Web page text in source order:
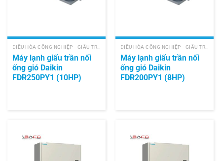
Máy lạnh giấu trần nối
ống gió Daikin
FDR250PY1 (10HP)
Máy lạnh giấu trần nối
ống gió Daikin
FDR200PY1 (8HP)